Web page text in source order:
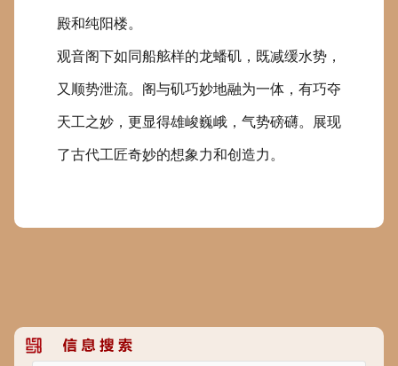
殿和纯阳楼。
观音阁下如同船舷样的龙蟠矶，既减缓水势，
又顺势泄流。阁与矶巧妙地融为一体，有巧夺
天工之妙，更显得雄峻巍峨，气势磅礴。展现
了古代工匠奇妙的想象力和创造力。